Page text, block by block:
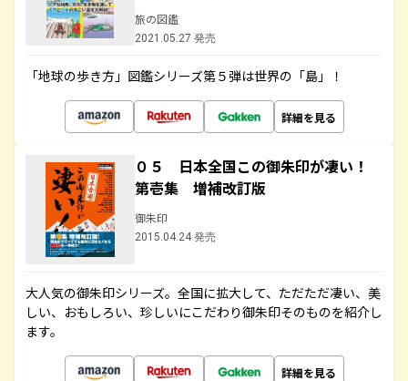
旅の図鑑
2021.05.27 発売
「地球の歩き方」図鑑シリーズ第５弾は世界の「島」！
詳細を見る
０５ 日本全国この御朱印が凄い！
第壱集 増補改訂版
御朱印
2015.04.24 発売
大人気の御朱印シリーズ。全国に拡大して、ただただ凄い、美
しい、おもしろい、珍しいにこだわり御朱印そのものを紹介し
ます。
詳細を見る